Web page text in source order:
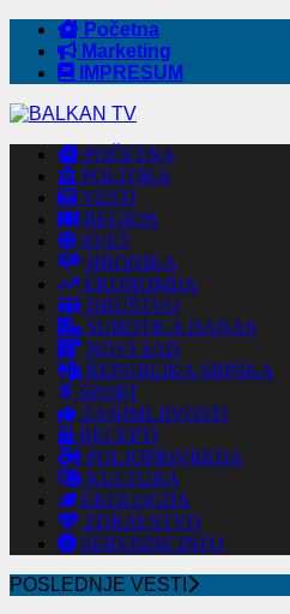
Početna
Marketing
IMPRESUM
POČETNA
POLITIKA
VESTI
REGION
SVET
HRONIKA
EKONOMIJA
DRUŠTVO
SUBOTICA DANAS
NOVI SAD
REPUBLIKA SRPSKA
SPORT
ZANIMLJIVOSTI
RECEPTI
POLJOPRIVREDA
KULTURA
EKOLOGIJA
ZDRAVSTVO
SERVISNE INFO
POSLEDNJE VESTI